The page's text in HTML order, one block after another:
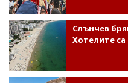
Слънчев
Хотелите са